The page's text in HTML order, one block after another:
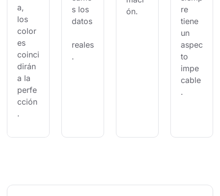
a,
los
color
es
coinci
dirán
a la
perfe
cción
.
s los
datos
reales
.
ón.
re
tiene
un
aspec
to
impe
cable
.